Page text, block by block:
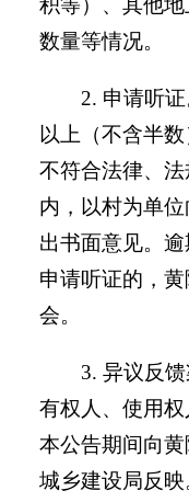
数量等情况。
2. 申请听证
以上（不含半
不符合法律、
内，以村为单
出书面意见。
申请听证的，
会。
3. 异议反馈
有权人、使用
本公告期间向
城乡建设局反映